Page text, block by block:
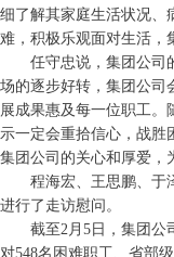
细了解其家庭生活状况、
难，积极乐观面对生活，
任守忠说，集团公司
场的逐步好转，集团公司
展成果惠及每一位职工。
示一定会重拾信心，战胜
集团公司的关心和厚爱，
程海宏、王思鹏、于
进行了走访慰问。
截至2月5日，集团公
对548名困难职工、省部